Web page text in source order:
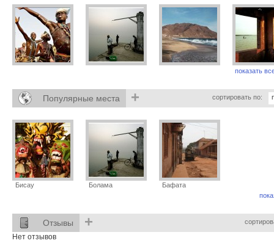
показать
Популярные места + сортировать по:
Бисау Болама
Бафата
Отзывы +
Нет отзывов